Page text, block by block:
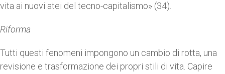
vita ai nuovi atei del tecno-capitalismo» (34).
Riforma
Tutti questi fenomeni impongono un cambio di rotta, una
revisione e trasformazione dei propri stili di vita. Capire